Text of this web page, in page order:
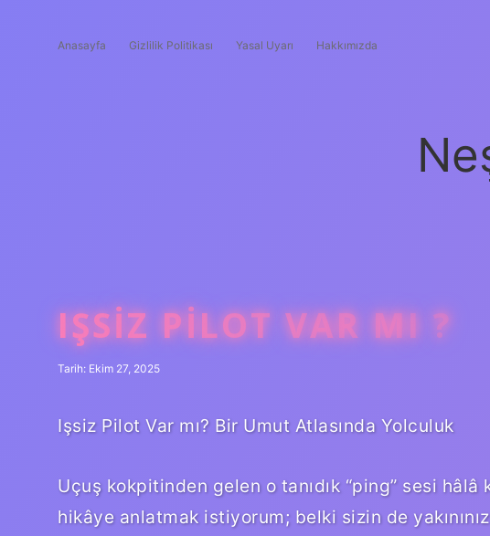
Anasayfa Gizlilik Politikası Yasal Uyarı Hakkımızda
IŞSIZ PILOT VAR MI ?
Tarih: Ekim 27, 2025
Işsiz Pilot Var mı? Bir Umut Atlasında Yolculuk
Uçuş kokpitinden gelen o tanıdık “ping” sesi hâlâ
hikâye anlatmak istiyorum; belki sizin de